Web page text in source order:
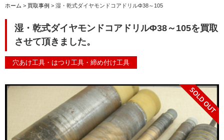
ホーム > 買取事例 > 湿・乾式ダイヤモンドコアドリルΦ38～105
湿・乾式ダイヤモンドコアドリルΦ38～105を買取
させて頂きました。
穴あけ工具・はつり工具・締め付け工具
> よくあるご質問
> 遺品整理
> 工場閉鎖に伴う一括整理